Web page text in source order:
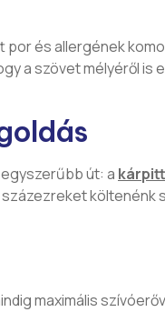
és allergének
a szövet mélyéről is
út: a
költenénk
maximális